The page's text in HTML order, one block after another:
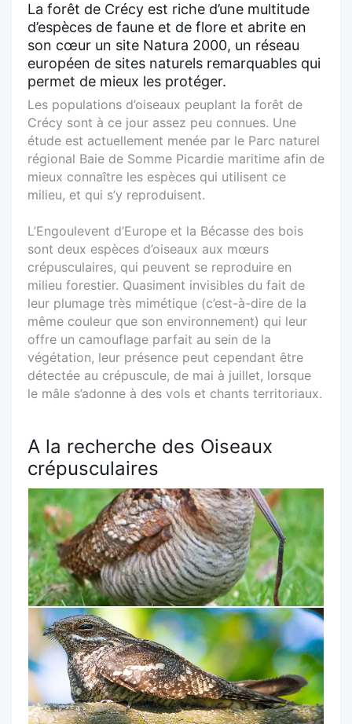
La forêt de Crécy est riche d’une multitude
d’espèces de faune et de flore et abrite en
son cœur un site Natura 2000, un réseau
européen de sites naturels remarquables qui
permet de mieux les protéger.
Les populations d’oiseaux peuplant la forêt de
Crécy sont à ce jour assez peu connues. Une
étude est actuellement menée par le Parc naturel
régional Baie de Somme Picardie maritime afin de
mieux connaître les espèces qui utilisent ce
milieu, et qui s’y reproduisent.
L’Engoulevent d’Europe et la Bécasse des bois
sont deux espèces d’oiseaux aux mœurs
crépusculaires, qui peuvent se reproduire en
milieu forestier. Quasiment invisibles du fait de
leur plumage très mimétique (c’est-à-dire de la
même couleur que son environnement) qui leur
offre un camouflage parfait au sein de la
végétation, leur présence peut cependant être
détectée au crépuscule, de mai à juillet, lorsque
le mâle s’adonne à des vols et chants territoriaux.
A la recherche des Oiseaux
crépusculaires